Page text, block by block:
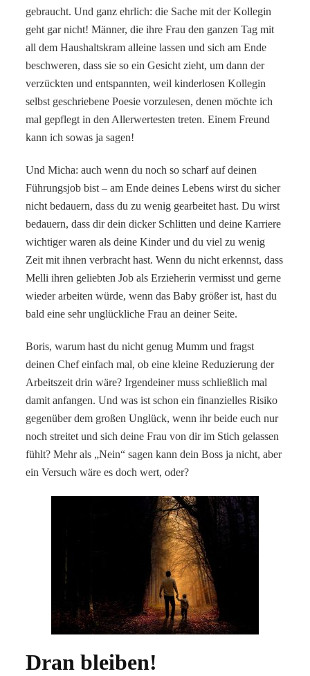
gebraucht. Und ganz ehrlich: die Sache mit der Kollegin
geht gar nicht! Männer, die ihre Frau den ganzen Tag mit
all dem Haushaltskram alleine lassen und sich am Ende
beschweren, dass sie so ein Gesicht zieht, um dann der
verzückten und entspannten, weil kinderlosen Kollegin
selbst geschriebene Poesie vorzulesen, denen möchte ich
mal gepflegt in den Allerwertesten treten. Einem Freund
kann ich sowas ja sagen!
Und Micha: auch wenn du noch so scharf auf deinen
Führungsjob bist – am Ende deines Lebens wirst du sicher
nicht bedauern, dass du zu wenig gearbeitet hast. Du wirst
bedauern, dass dir dein dicker Schlitten und deine Karriere
wichtiger waren als deine Kinder und du viel zu wenig
Zeit mit ihnen verbracht hast. Wenn du nicht erkennst, dass
Melli ihren geliebten Job als Erzieherin vermisst und gerne
wieder arbeiten würde, wenn das Baby größer ist, hast du
bald eine sehr unglückliche Frau an deiner Seite.
Boris, warum hast du nicht genug Mumm und fragst
deinen Chef einfach mal, ob eine kleine Reduzierung der
Arbeitszeit drin wäre? Irgendeiner muss schließlich mal
damit anfangen. Und was ist schon ein finanzielles Risiko
gegenüber dem großen Unglück, wenn ihr beide euch nur
noch streitet und sich deine Frau von dir im Stich gelassen
fühlt? Mehr als „Nein“ sagen kann dein Boss ja nicht, aber
ein Versuch wäre es doch wert, oder?
Dran bleiben!